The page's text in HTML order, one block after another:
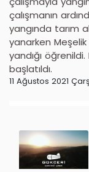
çalışmanın
yangında tarım
yanarken
yandığı
başlatıldı.
11 Ağustos 2021